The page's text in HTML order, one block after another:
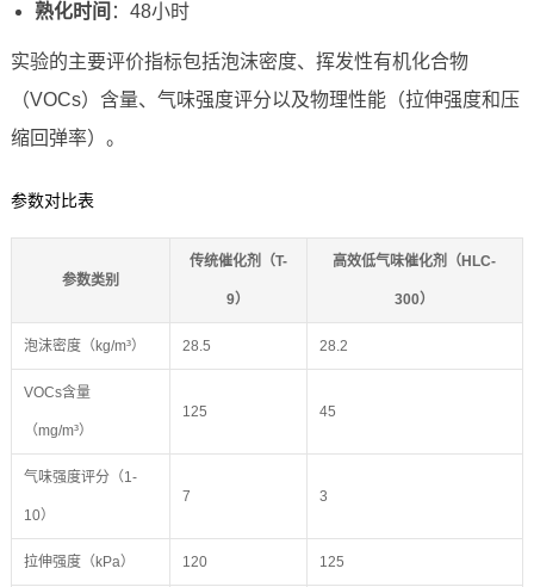
熟化时间 ：48小时
实验的主要评价指标包括泡沫密度、挥发性有机化合物
（VOCs）含量、气味强度评分以及物理性能（拉伸强度和压
缩回弹率）。
参数对比表
参数类别
传统催化剂（T-
9）
高效低气味催化剂（HLC-
300）
泡沫密度（kg/m³） 28.5 28.2
VOCs含量
（mg/m³）
125 45
气味强度评分（1-
10）
7 3
拉伸强度（kPa） 120 125